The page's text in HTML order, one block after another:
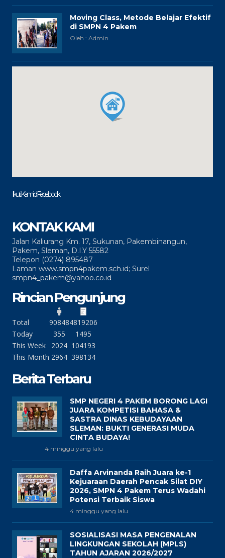
Moving Class, Metode Belajar Efektif
di SMPN 4 Pakem
Oleh : Admin
Ikuti Kami di Facebook
KONTAK KAMI
Jalan Kaliurang Km. 17, Sukunan, Pakembinangun,
Pakem, Sleman, D.I.Y 55582
Telepon (0274) 895487
Laman www.smpn4pakem.sch.id; Surel
smpn4_pakem@yahoo.co.id
Rincian Pengunjung
Total 908484819206
Today
355
1495
This Week
2024 104193
This Month 2964 398134
Berita Terbaru
SMP NEGERI 4 PAKEM BORONG LAGI
JUARA KOMPETISI BAHASA &
SASTRA DINAS KEBUDAYAAN
SLEMAN: BUKTI GENERASI MUDA
CINTA BUDAYA!
4 minggu yang lalu
Daffa Arvinanda Raih Juara ke-1
Kejuaraan Daerah Pencak Silat DIY
2026, SMPN 4 Pakem Terus Wadahi
Potensi Terbaik Siswa
4 minggu yang lalu
SOSIALISASI MASA PENGENALAN
LINGKUNGAN SEKOLAH (MPLS)
TAHUN AJARAN 2026/2027